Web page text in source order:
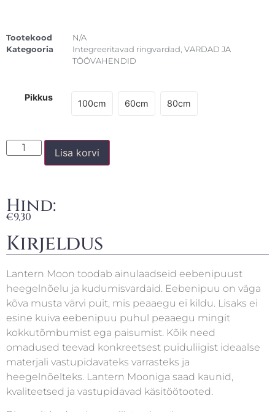
Tootekood
N/A
Kategooria
Integreeritavad ringvardad VARDAD JA
TÖÖVAHENDID
Pikkus
100cm 60cm 80cm
Lisa korvi
Hind:
€9,30
Kirjeldus
Lantern Moon toodab ainulaadseid eebenipuust
heegelnõelu ja kudumisvardaid. Eebenipuu on väga
kõva musta värvi puit, mis peaaegu ei kildu. Lisaks ei
esine kuiva eebenipuu puhul peaaegu mingit
kokkutõmbumist ega paisumist. Kõik need
omadused teevad konkreetsest puiduliigist ideaalse
materjali vastupidavateks varrasteks ja
heegelnõelteks. Lantern Mooniga saad kaunid,
kvaliteetsed ja vastupidavad käsitöötooted.